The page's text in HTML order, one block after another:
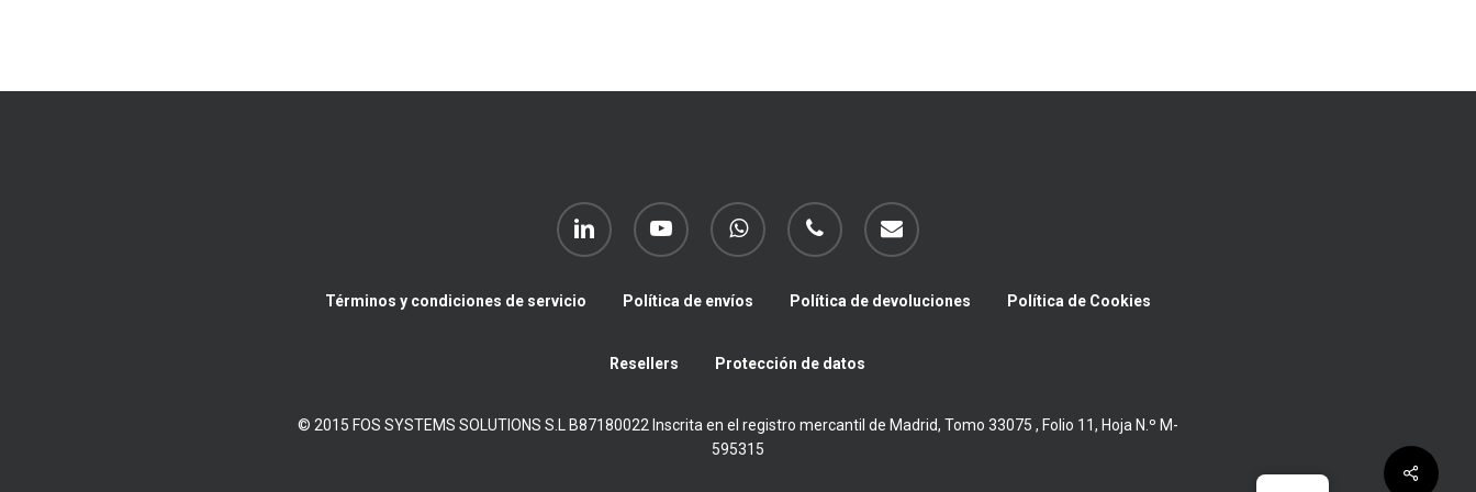
linkedin youtube whatsapp phone email
Términos y condiciones de servicio Política de envíos Política de devoluciones Política de Cookies
Resellers Protección de datos
© 2015 FOS SYSTEMS SOLUTIONS S.L B87180022 Inscrita en el registro mercantil de Madrid, Tomo 33075 , Folio 11, Hoja N.º M-
595315